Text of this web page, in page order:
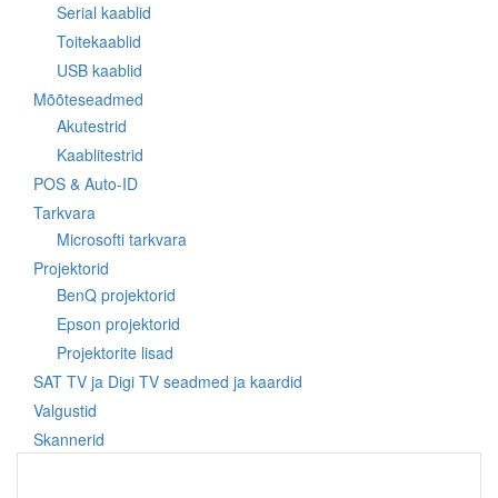
Serial kaablid
Toitekaablid
USB kaablid
Mõõteseadmed
Akutestrid
Kaablitestrid
POS & Auto-ID
Tarkvara
Microsofti tarkvara
Projektorid
BenQ projektorid
Epson projektorid
Projektorite lisad
SAT TV ja Digi TV seadmed ja kaardid
Valgustid
Skannerid